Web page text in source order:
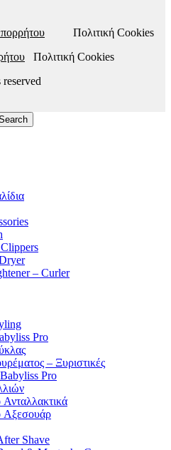
Πολιτική Cookies
Πολιτική Cookies
– Curler
Pro
– Ξυριστικές
Pro
Αξεσουάρ
Shave